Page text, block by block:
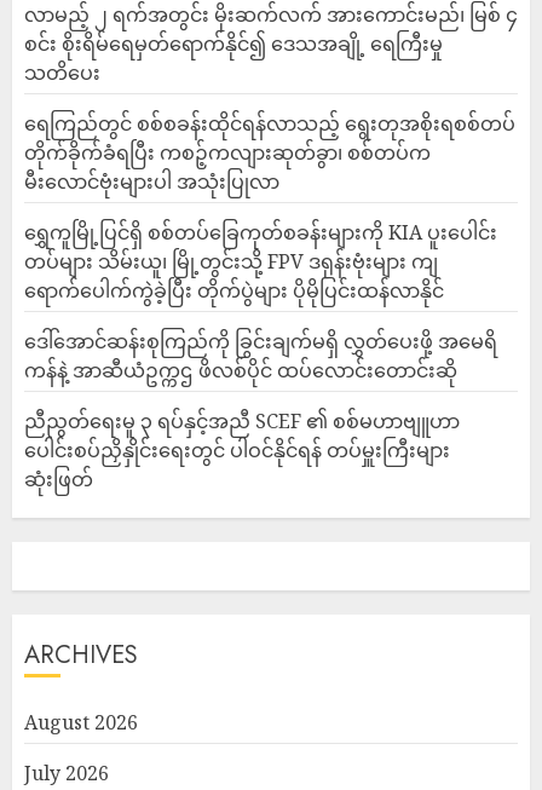
လာမည့် ၂ ရက်အတွင်း မိုးဆက်လက် အားကောင်းမည်၊ မြစ် ၄
စင်း စိုးရိမ်ရေမှတ်ရောက်နိုင်၍ ဒေသအချို့ ရေကြီးမှု
သတိပေး
ရေကြည်တွင် စစ်စခန်းထိုင်ရန်လာသည့် ရွေးတုအစိုးရစစ်တပ်
တိုက်ခိုက်ခံရပြီး ကစဉ့်ကလျားဆုတ်ခွာ၊ စစ်တပ်က
မီးလောင်ဗုံးများပါ အသုံးပြုလာ
‎ရွှေကူမြို့ပြင်ရှိ စစ်တပ်ခြေကုတ်စခန်းများကို KIA ပူးပေါင်း
တပ်များ သိမ်းယူ၊ မြို့တွင်းသို့ FPV ဒရုန်းဗုံးများ ကျ
ရောက်ပေါက်ကွဲခဲ့ပြီး တိုက်ပွဲများ ပိုမိုပြင်းထန်လာနိုင်
ဒေါ်အောင်ဆန်းစုကြည်ကို ခြွင်းချက်မရှိ လွှတ်ပေးဖို့ အမေရိ
ကန်နဲ့ အာဆီယံဥက္ကဌ ဖိလစ်ပိုင် ထပ်လောင်းတောင်းဆို
ညီညွတ်ရေးမူ ၃ ရပ်နှင့်အညီ SCEF ၏ စစ်မဟာဗျူဟာ
ပေါင်းစပ်ညှိနှိုင်းရေးတွင် ပါဝင်နိုင်ရန် တပ်မှူးကြီးများ
ဆုံးဖြတ်
ARCHIVES
August 2026
July 2026